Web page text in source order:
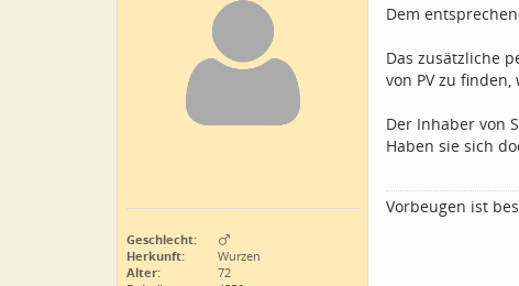
Geschlecht:
Herkunft:
Wurzen
Alter:
72
Dem
Das zusätzliche
von PV zu
Der Inhaber von
Haben sie sich
Vorbeugen ist